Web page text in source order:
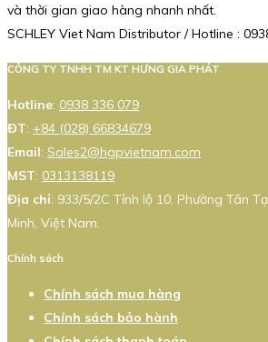
và thời gian giao hàng nhanh nhất.
SCHLEY Viet Nam Distributor / Hotline :
CÔNG TY TNHH TM KT HƯNG GIA PHÁT
Hotline: 0938 336 079
ĐT: +84 (028) 66834679
Email: Sales2@hgpvietnam.com
MST: 0313138119
Địa chỉ: 933/5/2C Tỉnh lộ 10, Phường Tân
Minh, Việt Nam.
Chính sách
Chính sách mua hàng
Chính sách bảo hành